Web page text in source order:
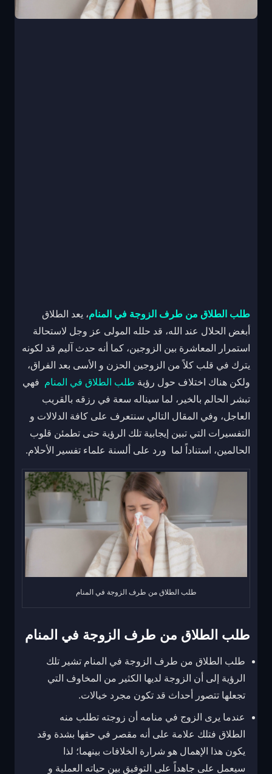
طلب الطلاق من طرف الزوجة في المنام، يعد الطلاق
أبغض الحلال عند الله، قد حلله المولى عز وجل لاستحالة
استمرار المعاشرة بين الزوجين، كما أنه حدث آليم قد لكونه
يترك في قلب كلاً من الزوجين الحزن و الأسى بعد الفراق،
ولكن هناك اختلاف حول رؤية طلب الطلاق في المنام فهي
تبشر الحالم بالخير، لما سيناله سعة في رزقه بالقريب
العاجل، وفي المقال التالي سنتعرف على كافة الدلالات و
التفسيرات التي تبين إيجابية تلك الرؤية حتى تطمئن قلوب
الحالمين، استناداً لما ورد على ألسنة علماء تفسير الأحلام.
طلب الطلاق من طرف الزوجة في المنام
طلب الطلاق من طرف الزوجة في المنام
طلب الطلاق من طرف الزوجة في المنام تشير تلك
الرؤية إلى أن الزوجة لديها الكثير من المخاوف التي
تجعلها تتصور أحداث قد تكون مجرد خيالات.
عندما يرى الزوج في منامه أن زوجته تطلب منه
الطلاق فتلك علامة على أنه مقصر في حقها بشدة وقد
يكون هذا الإهمال هو شرارة الخلافات بينهما؛ لذا
سيعمل على جاهداً على التوفيق بين حياته العملية و